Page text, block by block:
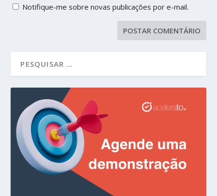
Notifique-me sobre novas publicações por e-mail.